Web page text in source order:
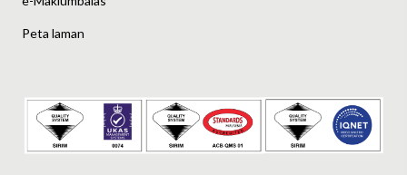
Peta laman